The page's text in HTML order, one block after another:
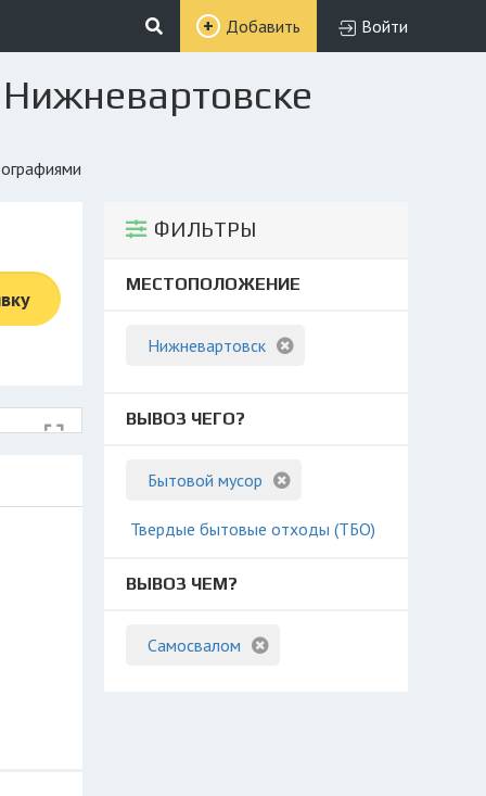
Добавить Войти
ФИЛЬТРЫ
МЕСТОПОЛОЖЕНИЕ
Нижневартовск
ВЫВОЗ ЧЕГО?
Бытовой мусор
Твердые бытовые отходы (ТБО)
ВЫВОЗ ЧЕМ?
Самосвалом